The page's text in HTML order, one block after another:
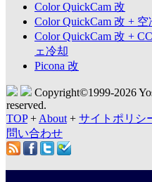
Color QuickCam 改
Color QuickCam 改 +
Color QuickCam 改 +
ェ冷却
Picona 改
Copyright©1999-2026
reserved.
TOP+ About + サイトポリシ
問い合わせ